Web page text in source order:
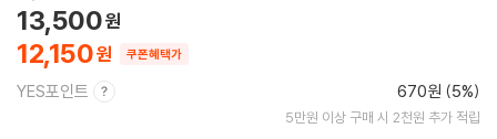
12,150
13,500
쿠폰혜택가
YES포인트 670원 (5%)
5만원 이상 구매 시 2천원 추가 적립